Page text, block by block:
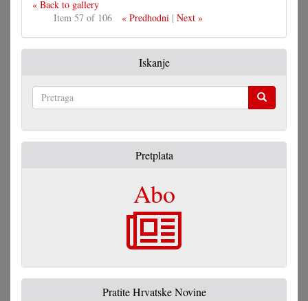
« Back to gallery
Item 57 of 106
« Predhodni| Next »
Iskanje
Pretplata
Abo
Pratite Hrvatske Novine